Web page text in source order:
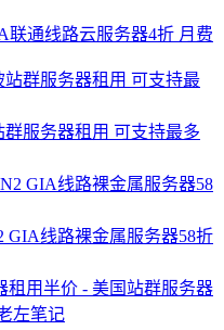
联通线路云服务器4折 月费
服务器租用 可支持最多
GIA线路裸金属服务器58折